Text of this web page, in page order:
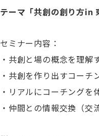
テーマ「共創の創り方in
セミナー内容：
・共創と場の概念を理解
・共創を作り出すコーチ
・リアルにコーチングを
・仲間との情報交換（交流